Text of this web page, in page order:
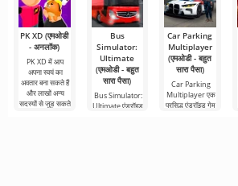
PK XD (एमओडी
- अनलॉक)
PK XD में आप
अपना स्वयं का
अवतार बना सकते हैं
और लाखों अन्य
सदस्यों से जुड़ सकते
Bus
Simulator:
Ultimate
(एमओडी - बहुत
सारा पैसा)
Bus Simulator:
Ultimate एंड्रॉइड
Car Parking
Multiplayer
(एमओडी - बहुत
सारा पैसा)
Car Parking
Multiplayer एक
प्रसिद्ध एंड्रॉइड गेम